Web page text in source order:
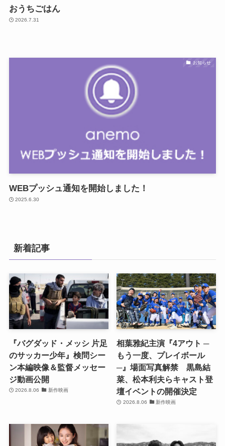
おうちごはん
2026.7.31
お知らせ
WEBプッシュ通知を開始しました！
2025.6.30
新着記事
『バグダッド・メッシ 片足
のサッカー少年』検問シー
ン本編映像＆監督メッセー
ジ動画公開
2026.8.06 新作映画
相葉雅紀主演『4アウト ─
もう一度、プレイボール
─』場面写真解禁 黒島結
菜、松本利夫らキャスト登
壇イベントの開催決定
2026.8.06 新作映画